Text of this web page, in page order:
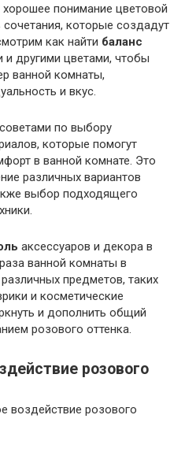
понимание цветовой
которые создадут
как найти баланс
другими цветами, чтобы
ванной комнаты,
и вкус.
по выбору
которые помогут
в ванной комнате. Это
различных вариантов
выбор подходящего
аксессуаров и декора в
ванной комнаты в
предметов, таких
и косметические
и дополнить общий
розового оттенка.
розового